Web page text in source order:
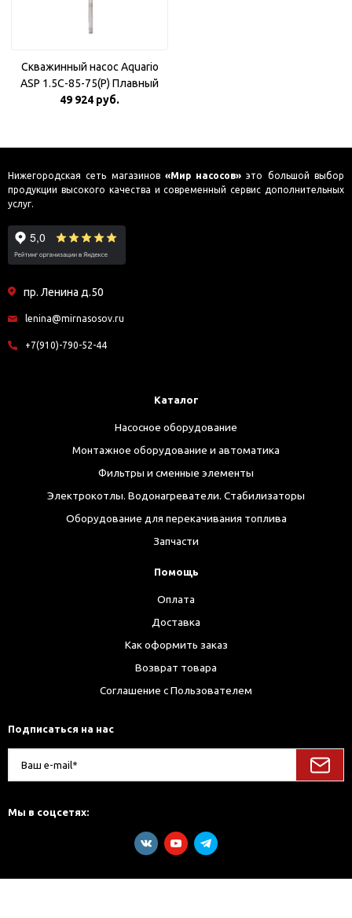
Скважинный насос Aquario
ASP 1.5С-85-75(P) Плавный
пуск
49 924 руб.
Нижегородская сеть магазинов «Мир насосов» это большой выбор
продукции высокого качества и современный сервис дополнительных
услуг.
пр. Ленина д.50
lenina@mirnasosov.ru
+7(910)-790-52-44
Каталог
Насосное оборудование
Монтажное оборудование и автоматика
Фильтры и сменные элементы
Электрокотлы. Водонагреватели. Стабилизаторы
Оборудование для перекачивания топлива
Запчасти
Помощь
Оплата
Доставка
Как оформить заказ
Возврат товара
Соглашение с Пользователем
Подписаться на нас
Мы в соцсетях: